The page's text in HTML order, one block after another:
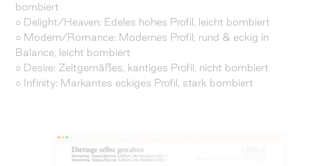
bombiert
○ Delight/Heaven: Edeles hohes Profil, leicht bombiert
○ Modern/Romance: Modernes Profil, rund & eckig in
Balance, leicht bombiert
○ Desire: Zeitgemäßes, kantiges Profil, nicht bombiert
○ Infinity: Markantes eckiges Profil, stark bombiert